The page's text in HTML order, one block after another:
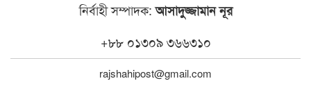
নির্বাহী সম্পাদক:আসাদুজ্জামান নূর
+৮৮ ০১৩০৯ ৩৬৬৩১০
rajshahipost@gmail.com